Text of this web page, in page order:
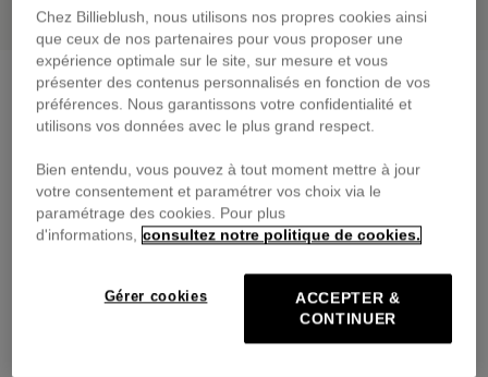
Blouson orné de sequins indigo blue
dès 95,00 €
Payez en 4 fois sans frais avec
🔒Paiement sécurisé & retours faciles
DESCRIPTION
COMPOSITION
Chez Billieblush, nous utilisons nos propres cookies ainsi
que ceux de nos partenaires pour vous proposer une
expérience optimale sur le site, sur mesure et vous
présenter des contenus personnalisés en fonction de vos
préférences. Nous garantissons votre confidentialité et
utilisons vos données avec le plus grand respect.
Bien entendu, vous pouvez à tout moment mettre à jour
votre consentement et paramétrer vos choix via le
paramétrage des cookies. Pour plus
d'informations, consultez notre politique de cookies.
Gérer cookies
ACCEPTER &
CONTINUER